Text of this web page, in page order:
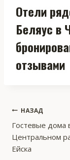
Отели
Беляус в
отзывами
Навигация
по
записям
НАЗАД
Гостевые дома
Центральном
Ейска